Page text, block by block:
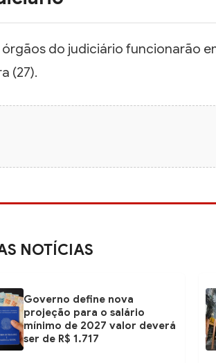
órgãos do judiciário funcionarão
(27).
NOTÍCIAS
Governo define nova
projeção para o salário
mínimo de 2027 valor deverá
ser de R$ 1.717